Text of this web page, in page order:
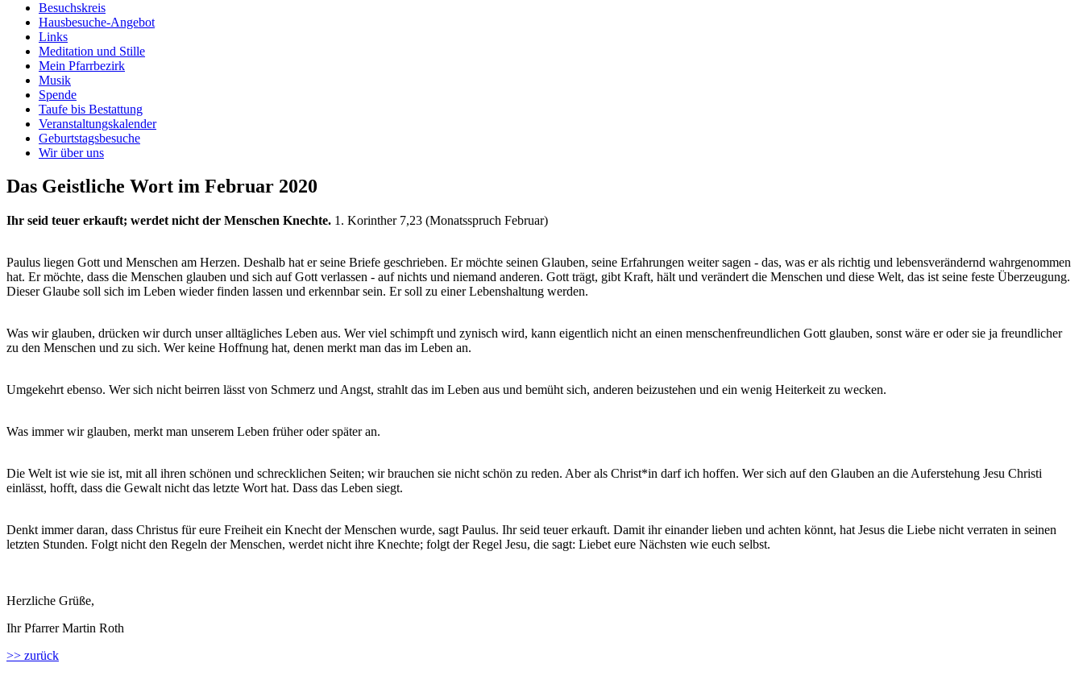
Besuchskreis
Hausbesuche-Angebot
Links
Meditation und Stille
Mein Pfarrbezirk
Musik
Spende
Taufe bis Bestattung
Veranstaltungskalender
Geburtstagsbesuche
Wir über uns
Das Geistliche Wort im Februar 2020
Ihr seid teuer erkauft; werdet nicht der Menschen Knechte. 1. Korinther 7,23 (Monatsspruch Februar)
Paulus liegen Gott und Menschen am Herzen. Deshalb hat er seine Briefe geschrieben. Er möchte seinen Glauben, seine Erfahrungen weiter sagen - das, was er als richtig und lebensverändernd wahrgenommen
hat. Er möchte, dass die Menschen glauben und sich auf Gott verlassen - auf nichts und niemand anderen. Gott trägt, gibt Kraft, hält und verändert die Menschen und diese Welt, das ist seine feste Überzeugung.
Dieser Glaube soll sich im Leben wieder finden lassen und erkennbar sein. Er soll zu einer Lebenshaltung werden.
Was wir glauben, drücken wir durch unser alltägliches Leben aus. Wer viel schimpft und zynisch wird, kann eigentlich nicht an einen menschenfreundlichen Gott glauben, sonst wäre er oder sie ja freundlicher
zu den Menschen und zu sich. Wer keine Hoffnung hat, denen merkt man das im Leben an.
Umgekehrt ebenso. Wer sich nicht beirren lässt von Schmerz und Angst, strahlt das im Leben aus und bemüht sich, anderen beizustehen und ein wenig Heiterkeit zu wecken.
Was immer wir glauben, merkt man unserem Leben früher oder später an.
Die Welt ist wie sie ist, mit all ihren schönen und schrecklichen Seiten; wir brauchen sie nicht schön zu reden. Aber als Christ*in darf ich hoffen. Wer sich auf den Glauben an die Auferstehung Jesu Christi
einlässt, hofft, dass die Gewalt nicht das letzte Wort hat. Dass das Leben siegt.
Denkt immer daran, dass Christus für eure Freiheit ein Knecht der Menschen wurde, sagt Paulus. Ihr seid teuer erkauft. Damit ihr einander lieben und achten könnt, hat Jesus die Liebe nicht verraten in seinen
letzten Stunden. Folgt nicht den Regeln der Menschen, werdet nicht ihre Knechte; folgt der Regel Jesu, die sagt: Liebet eure Nächsten wie euch selbst.
Herzliche Grüße,
Ihr Pfarrer Martin Roth
>> zurück